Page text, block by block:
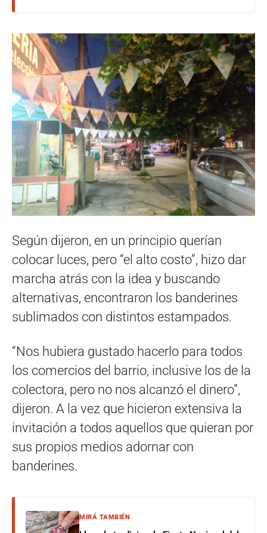
Según dijeron, en un principio querían
colocar luces, pero “el alto costo”, hizo dar
marcha atrás con la idea y buscando
alternativas, encontraron los banderines
sublimados con distintos estampados.
“Nos hubiera gustado hacerlo para todos
los comercios del barrio, inclusive los de la
colectora, pero no nos alcanzó el dinero”,
dijeron. A la vez que hicieron extensiva la
invitación a todos aquellos que quieran por
sus propios medios adornar con
banderines.
MIRÁ TAMBIÉN